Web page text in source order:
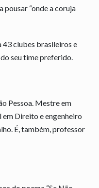
“onde a coruja
43 clubes brasileiros e
seu time preferido.
Pessoa. Mestre em
em Direito e engenheiro
É, também, professor